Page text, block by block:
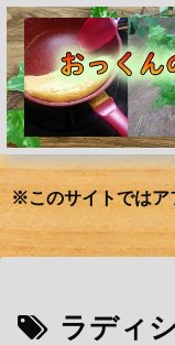
※このサイトではア
ラディ